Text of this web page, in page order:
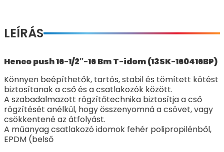
LEÍRÁS
Henco push 16-1/2″-16 Bm T-idom (13SK-160416BP)
Könnyen beépíthetők, tartós, stabil és tömített kötést
biztosítanak a cső és a csatlakozók között.
A szabadalmazott rögzítőtechnika biztosítja a cső
rögzítését anélkül, hogy összenyomná a csövet, vagy
csökkentené az átfolyást.
A műanyag csatlakozó idomok fehér polipropilénből,
EPDM (belső